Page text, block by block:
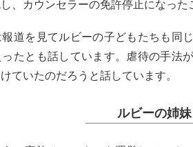
、カウンセラーの免許停止になった
道を見てルビーの子どもたちも同
たとも話しています。虐待の手法
ていたのだろうと話しています。
ルビーの姉妹